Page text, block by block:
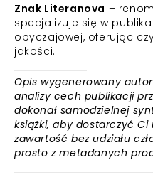
Znak Literanova –
specjalizuje się w
obyczajowej, oferując
jakości.
Opis wygenerowany
analizy cech publikacji
dokonał samodzielnej
książki, aby dostarczyć
zawartość bez udziału
prosto z metadanych